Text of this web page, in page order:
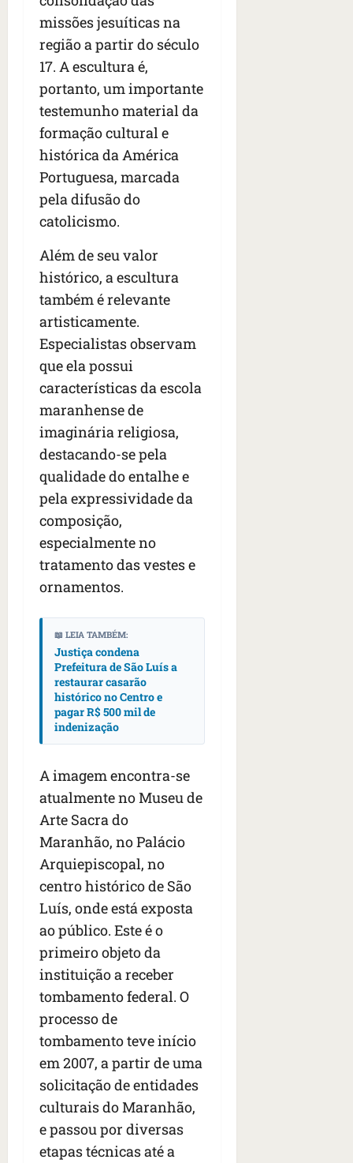
missões jesuíticas na
região a partir do século
17. A escultura é,
portanto, um importante
testemunho material da
formação cultural e
histórica da América
Portuguesa, marcada
pela difusão do
catolicismo.
Além de seu valor
histórico, a escultura
também é relevante
artisticamente.
Especialistas observam
que ela possui
características da escola
maranhense de
imaginária religiosa,
destacando-se pela
qualidade do entalhe e
pela expressividade da
composição,
especialmente no
tratamento das vestes e
ornamentos.
📖 LEIA TAMBÉM:
Justiça condena
Prefeitura de São Luís a
restaurar casarão
histórico no Centro e
pagar R$ 500 mil de
indenização
A imagem encontra-se
atualmente no Museu de
Arte Sacra do
Maranhão, no Palácio
Arquiepiscopal, no
centro histórico de São
Luís, onde está exposta
ao público. Este é o
primeiro objeto da
instituição a receber
tombamento federal. O
processo de
tombamento teve início
em 2007, a partir de uma
solicitação de entidades
culturais do Maranhão,
e passou por diversas
etapas técnicas até a